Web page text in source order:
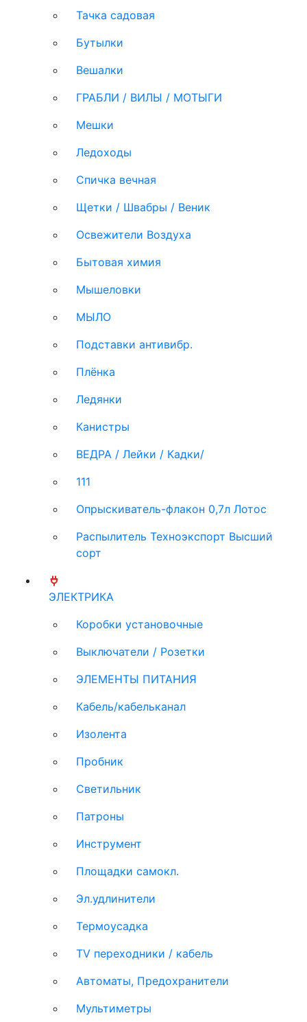
Тачка садовая
Бутылки
Вешалки
ГРАБЛИ / ВИЛЫ / МОТЫГИ
Мешки
Ледоходы
Спичка вечная
Щетки / Швабры / Веник
Освежители Воздуха
Бытовая химия
Мышеловки
МЫЛО
Подставки антивибр.
Плёнка
Ледянки
Канистры
ВЕДРА / Лейки / Кадки/
111
Опрыскиватель-флакон 0,7л Лотос
Распылитель Техноэкспорт Высший
сорт
ЭЛЕКТРИКА
Коробки установочные
Выключатели / Розетки
ЭЛЕМЕНТЫ ПИТАНИЯ
Кабель/кабельканал
Изолента
Пробник
Светильник
Патроны
Инструмент
Площадки самокл.
Эл.удлинители
Термоусадка
TV переходники / кабель
Автоматы, Предохранители
Мультиметры